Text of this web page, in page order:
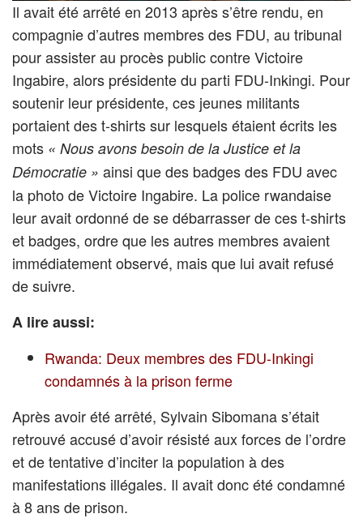
Il avait été arrêté en 2013 après s’être rendu, en
compagnie d’autres membres des FDU, au tribunal
pour assister au procès public contre Victoire
Ingabire, alors présidente du parti FDU-Inkingi. Pour
soutenir leur présidente, ces jeunes militants
portaient des t-shirts sur lesquels étaient écrits les
mots « Nous avons besoin de la Justice et la
Démocratie » ainsi que des badges des FDU avec
la photo de Victoire Ingabire. La police rwandaise
leur avait ordonné de se débarrasser de ces t-shirts
et badges, ordre que les autres membres avaient
immédiatement observé, mais que lui avait refusé
de suivre.
A lire aussi:
Rwanda: Deux membres des FDU-Inkingi
condamnés à la prison ferme
Après avoir été arrêté, Sylvain Sibomana s’était
retrouvé accusé d’avoir résisté aux forces de l’ordre
et de tentative d’inciter la population à des
manifestations illégales. Il avait donc été condamné
à 8 ans de prison.